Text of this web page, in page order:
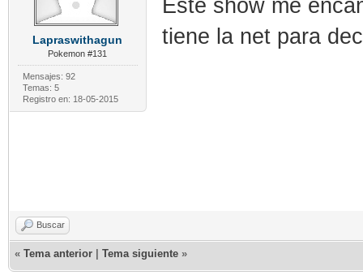
Lapraswithagun
Pokemon #131
Mensajes: 92
Temas: 5
Registro en: 18-05-2015
Este show me
tiene la net para
Buscar
« Tema anterior Tema siguiente »